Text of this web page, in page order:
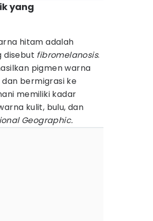
yang
hitam adalah
disebut fibromelanosis.
pigmen warna
bermigrasi ke
memiliki kadar
kulit, bulu, dan
Geographic.